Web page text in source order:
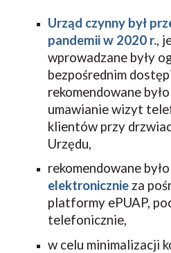
Urząd czynny był
pandemii w 2020 r.,
wprowadzane były
bezpośrednim
rekomendowane
umawianie wizyt
klientów przy
Urzędu,
rekomendowane było
elektronicznie za
platformy ePUAP,
telefonicznie,
w celu minimalizacji